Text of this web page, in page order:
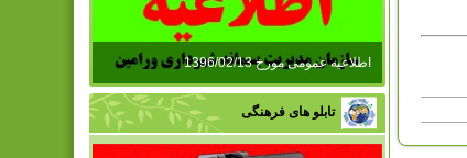
اطلاعیه عمومی مورخ 1396/02/13
تابلو های فرهنگی